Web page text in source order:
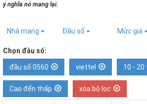
ý nghĩa nó mang lại.
Nhà mạng Đầu số Mức giá
Chọn đầu số:
đầu số 0560 viettel 10 - 20
Cao đến thấp xóa bộ lọc